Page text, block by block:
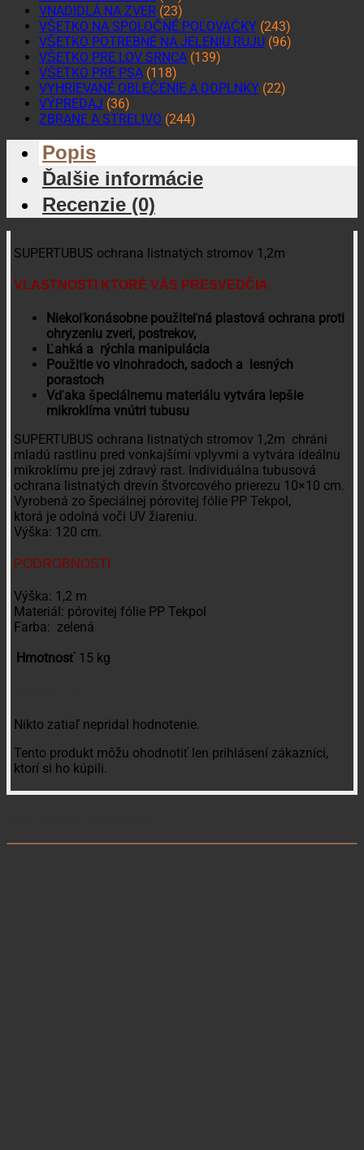
VNADIDLÁ NA ZVER (23)
VŠETKO NA SPOLOČNÉ POĽOVAČKY (243)
VŠETKO POTREBNÉ NA JELENIU RUJU (96)
VŠETKO PRE LOV SRNCA (139)
VŠETKO PRE PSA (118)
VYHRIEVANÉ OBLEČENIE A DOPLNKY (22)
VÝPREDAJ (36)
ZBRANE A STRELIVO (244)
Popis
Ďalšie informácie
Recenzie (0)
SUPERTUBUS ochrana listnatých stromov 1,2m
VLASTNOSTI KTORÉ VÁS PRESVEDČIA
Niekoľkonásobne použiteľná plastová ochrana proti
ohryzeniu zveri, postrekov,
Ľahká a rýchla manipulácia
Použitie vo vinohradoch, sadoch a lesných
porastoch
Vďaka špeciálnemu materiálu vytvára lepšie
mikroklíma vnútri tubusu
SUPERTUBUS ochrana listnatých stromov 1,2m chráni
mladú rastlinu pred vonkajšími vplyvmi a vytvára ideálnu
mikroklímu pre jej zdravý rast. Individuálna tubusová
ochrana listnatých drevín štvorcového prierezu 10×10 cm.
Vyrobená zo špeciálnej pórovitej fólie PP Tekpol,
ktorá je odolná voči UV žiareniu.
Výška: 120 cm.
PODROBNOSTI
Výška: 1,2 m
Materiál: pórovitej fólie PP Tekpol
Farba: zelená
Hmotnosť 15 kg
Nikto zatiaľ nepridal hodnotenie.
Tento produkt môžu ohodnotiť len prihlásení zákazníci,
ktorí si ho kúpili.